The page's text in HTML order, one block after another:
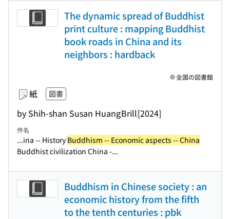
The dynamic spread of Buddhist
print culture : mapping Buddhist
book roads in China and its
neighbors : hardback
紙 図書
by Shih-shan Susan HuangBrill[2024]
全国の図書館
件名
...ina -- History Buddhism -- Economic aspects -- China
Buddhist civilization China -...
Buddhism in Chinese society : an
economic history from the fifth
to the tenth centuries : pbk